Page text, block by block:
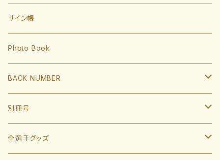
前田悠伍
大関友久
海野隆司
大友宗
川瀬晃
山川穂高
外野手
近藤健介
中村晃
監督・コーチ
小久保裕紀監督
斉藤和巳
サイン帳
Photo Book
BACK NUMBER
2022
2021
別冊号
2019
全選手グッズ